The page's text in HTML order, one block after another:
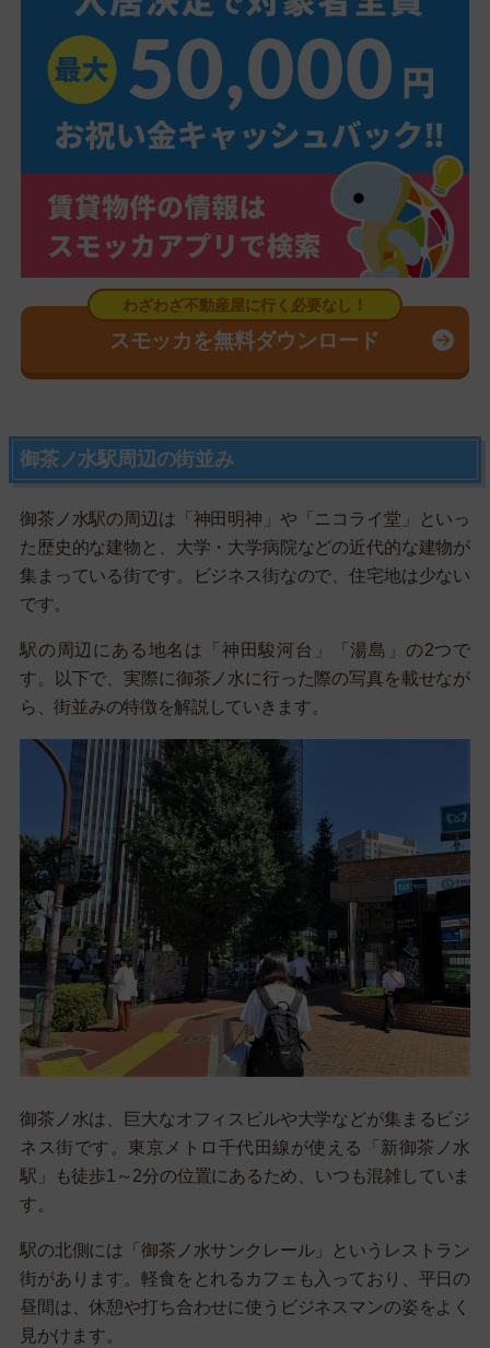
スモッカを無料ダウンロード
御茶ノ水駅周辺の街並み
御茶ノ水駅の周辺は「神田明神」や「ニコライ堂」といっ
た歴史的な建物と、大学・大学病院などの近代的な建物が
集まっている街です。ビジネス街なので、住宅地は少ない
です。
駅の周辺にある地名は「神田駿河台」「湯島」の2つで
す。以下で、実際に御茶ノ水に行った際の写真を載せなが
ら、街並みの特徴を解説していきます。
御茶ノ水は、巨大なオフィスビルや大学などが集まるビジ
ネス街です。東京メトロ千代田線が使える「新御茶ノ水
駅」も徒歩1～2分の位置にあるため、いつも混雑していま
す。
駅の北側には「御茶ノ水サンクレール」というレストラン
街があります。軽食をとれるカフェも入っており、平日の
昼間は、休憩や打ち合わせに使うビジネスマンの姿をよく
見かけます。